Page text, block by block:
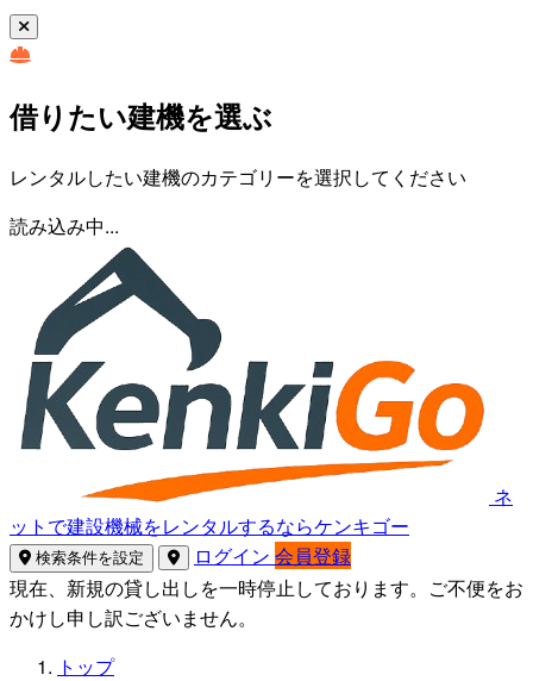
借りたい建機を選ぶ
レンタルしたい建機のカテゴリーを選択してください
読み込み中...
ネ
ットで建設機械をレンタルするならケンキゴー
検索条件を設定 ログイン 会員登録
現在、新規の貸し出しを一時停止しております。ご不便をお
かけし申し訳ございません。
トップ